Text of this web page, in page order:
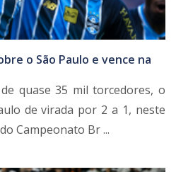
o São Paulo e vence na
quase 35 mil torcedores, o
de virada por 2 a 1, neste
Campeonato Br ...